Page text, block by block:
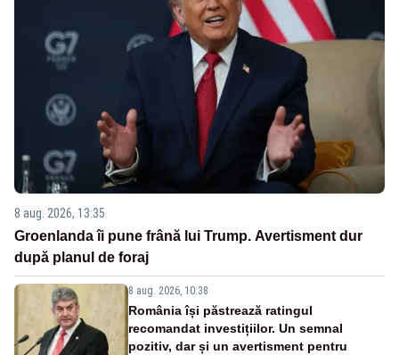
8 aug. 2026, 13:35
Groenlanda îi pune frână lui Trump. Avertisment dur
după planul de foraj
8 aug. 2026, 10:38
România își păstrează ratingul
recomandat investițiilor. Un semnal
pozitiv, dar și un avertisment pentru